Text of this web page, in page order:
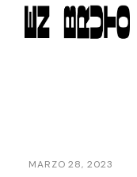
MARZO 28, 2023